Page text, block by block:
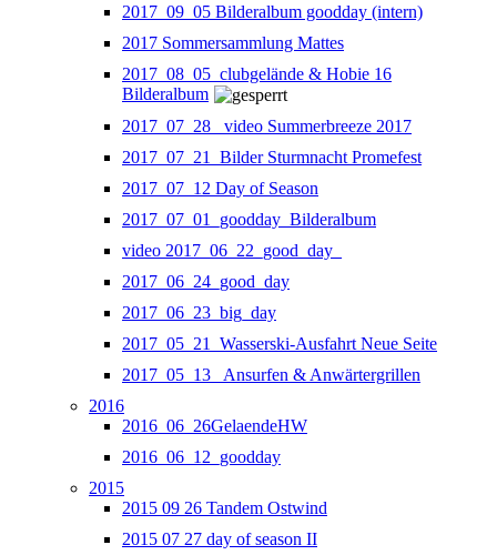
2017_09_05 Bilderalbum goodday (intern)
2017 Sommersammlung Mattes
2017_08_05_clubgelände & Hobie 16
Bilderalbum
2017_07_28_ video Summerbreeze 2017
2017_07_21_Bilder Sturmnacht Promefest
2017_07_12 Day of Season
2017_07_01_goodday_Bilderalbum
video 2017_06_22_good_day_
2017_06_24_good_day
2017_06_23_big_day
2017_05_21_Wasserski-Ausfahrt Neue Seite
2017_05_13_ Ansurfen & Anwärtergrillen
2016
2016_06_26GelaendeHW
2016_06_12_goodday
2015
2015 09 26 Tandem Ostwind
2015 07 27 day of season II